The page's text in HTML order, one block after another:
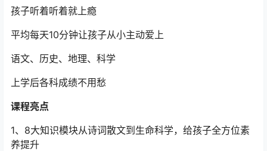
孩子听着听着就上瘾
平均每天10分钟让孩子从小主动爱上
语文、历史、地理、科学
上学后各科成绩不用愁
课程亮点
1、8大知识模块从诗词散文到生命科学，给孩子全方位素
养提升